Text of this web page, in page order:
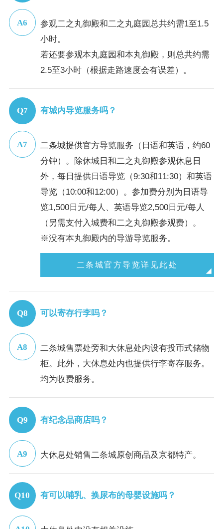
参观二之丸御殿和二之丸庭园总共约需1至1.5
小时。
若还要参观本丸庭园和本丸御殿，则总共约需
2.5至3小时（根据走路速度会有误差）。
有城内导览服务吗？
二条城提供官方导览服务（日语和英语，约60
分钟）。除休城日和二之丸御殿参观休息日
外，每日提供日语导览（9:30和11:30）和英语
导览（10:00和12:00）。参加费分别为日语导
览1,500日元/每人、英语导览2,500日元/每人
（另需支付入城费和二之丸御殿参观费）。
※没有本丸御殿内的导游导览服务。
二条城官方导览详见此处
可以寄存行李吗？
二条城售票处旁和大休息处内设有投币式储物
柜。此外，大休息处内也提供行李寄存服务。
均为收费服务。
有纪念品商店吗？
大休息处销售二条城原创商品及京都特产。
有可以哺乳、换尿布的母婴设施吗？